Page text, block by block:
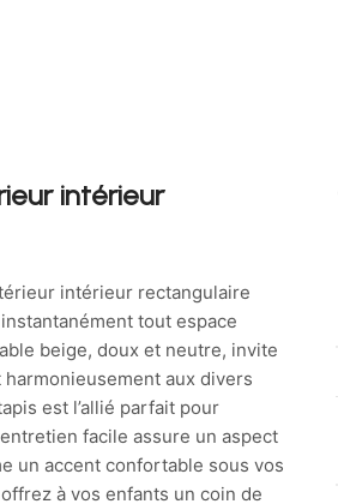
intérieur
intérieur rectangulaire
tout espace
beige, doux et neutre, invite
harmonieusement aux divers
est l’allié parfait pour
facile assure un aspect
un accent confortable sous vos
à vos enfants un coin de